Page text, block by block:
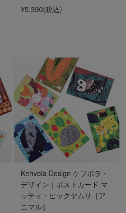
¥5,390(税込)
Kehvola Design ケフボラ・
デザイン｜ポストカード マ
ッティ・ピックヤムサ［ア
ニマル］